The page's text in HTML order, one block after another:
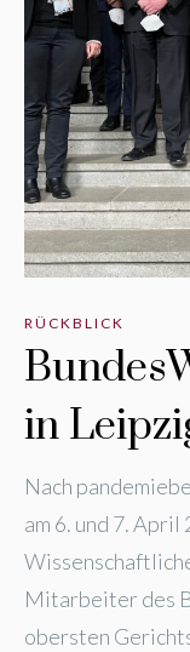
RÜCKBLICK
in
Nach
am 6. und 7.
Mitarbeiter des
obersten